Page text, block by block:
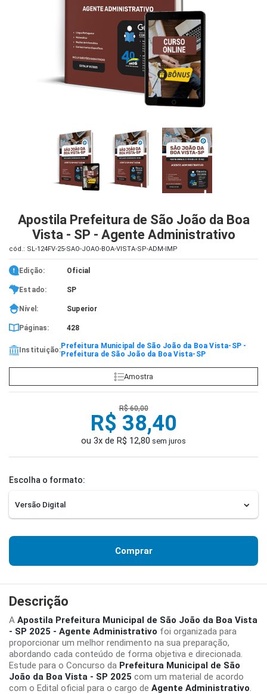
Apostila Prefeitura de São João da Boa
Vista - SP - Agente Administrativo
cód.: SL-124FV-25-SAO-JOAO-BOA-VISTA-SP-ADM-IMP
Edição: Oficial
Estado: SP
Nível: Superior
Páginas: 428
Instituição:Prefeitura Municipal de São João da Boa Vista-SP -
Prefeitura de São João da Boa Vista-SP
Amostra
R$ 60,00
R$ 38,40
ou 3x de R$ 12,80 sem juros
Escolha o formato:
Comprar
Descrição
A Apostila Prefeitura Municipal de São João da Boa Vista
- SP 2025 - Agente Administrativo foi organizada para
proporcionar um melhor rendimento na sua preparação,
abordando cada conteúdo de forma objetiva e direcionada.
Estude para o Concurso da Prefeitura Municipal de São
João da Boa Vista - SP 2025 com um material de acordo
com o Edital oficial para o cargo de Agente Administrativo.